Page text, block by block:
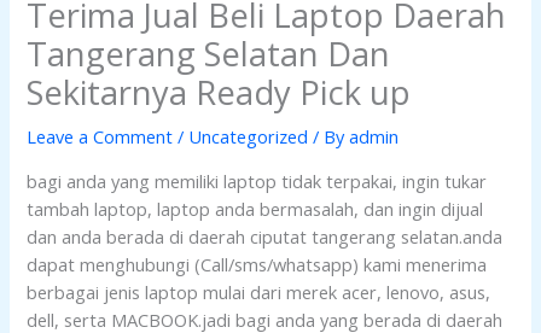
Terima Jual Beli Laptop Daerah
Tangerang Selatan Dan
Sekitarnya Ready Pick up
Leave a Comment / Uncategorized / Byadmin
bagi anda yang memiliki laptop tidak terpakai, ingin tukar
tambah laptop, laptop anda bermasalah, dan ingin dijual
dan anda berada di daerah ciputat tangerang selatan.anda
dapat menghubungi (Call/sms/whatsapp) kami menerima
berbagai jenis laptop mulai dari merek acer, lenovo, asus,
dell, serta MACBOOK.jadi bagi anda yang berada di daerah